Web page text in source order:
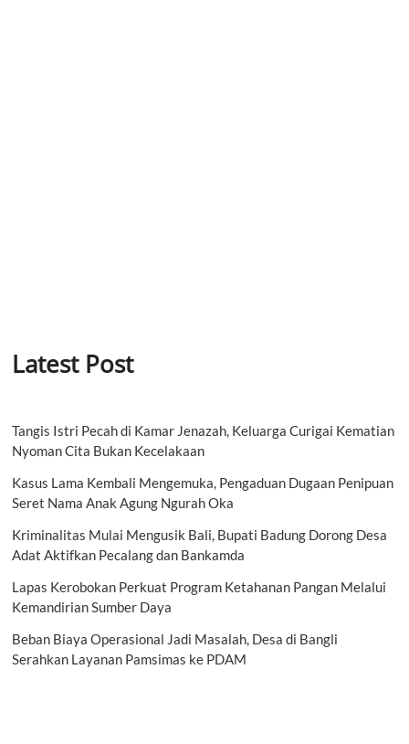
Latest Post
Tangis Istri Pecah di Kamar Jenazah, Keluarga Curigai Kematian
Nyoman Cita Bukan Kecelakaan
Kasus Lama Kembali Mengemuka, Pengaduan Dugaan Penipuan
Seret Nama Anak Agung Ngurah Oka
Kriminalitas Mulai Mengusik Bali, Bupati Badung Dorong Desa
Adat Aktifkan Pecalang dan Bankamda
Lapas Kerobokan Perkuat Program Ketahanan Pangan Melalui
Kemandirian Sumber Daya
Beban Biaya Operasional Jadi Masalah, Desa di Bangli
Serahkan Layanan Pamsimas ke PDAM